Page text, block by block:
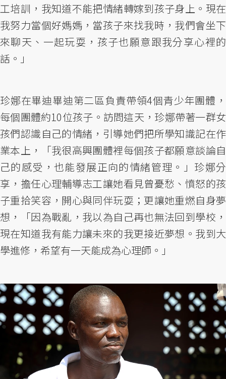
工培訓，我知道不能把情緒轉嫁到孩子身上。現在
我努力當個好媽媽，當孩子來找我時，我們會坐下
來聊天、一起玩耍，孩子也願意跟我分享心裡的
話。」
珍娜在畢迪畢迪第二區負責帶領4個青少年團體，
每個團體約10位孩子。訪問這天，珍娜帶著一群女
孩們認識自己的情緒，引導她們把所學知識記在作
業本上，「我很高興團體裡每個孩子都願意談論自
己的感受，也能發展正向的情緒管理。」珍娜分
享，擔任心理輔導志工讓她看見曾憂愁、憤怒的孩
子重拾笑容，開心與同伴玩耍；更讓她重燃自身夢
想，「因為戰亂，我以為自己再也無法回到學校，
現在知道我有能力讓未來的我更接近夢想。我到大
學進修，希望有一天能成為心理師。」